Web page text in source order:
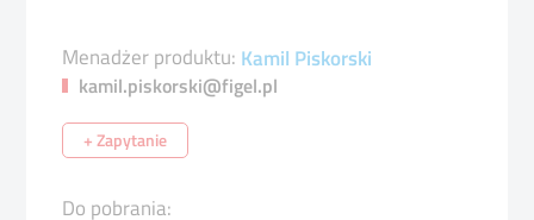
Menadżer produktu: Kamil Piskorski
kamil.piskorski@figel.pl
+ Zapytanie
Do pobrania: